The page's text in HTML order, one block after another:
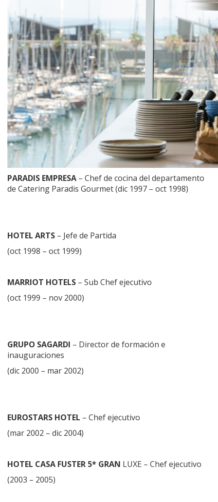
PARADIS EMPRESA – Chef de cocina del departamento
de Catering Paradis Gourmet (dic 1997 – oct 1998)
HOTEL ARTS – Jefe de Partida
(oct 1998 – oct 1999)
MARRIOT HOTELS – Sub Chef ejecutivo
(oct 1999 – nov 2000)
GRUPO SAGARDI – Director de formación e
inauguraciones
(dic 2000 – mar 2002)
EUROSTARS HOTEL – Chef ejecutivo
(mar 2002 – dic 2004)
HOTEL CASA FUSTER 5* GRAN LUXE – Chef ejecutivo
(2003 – 2005)